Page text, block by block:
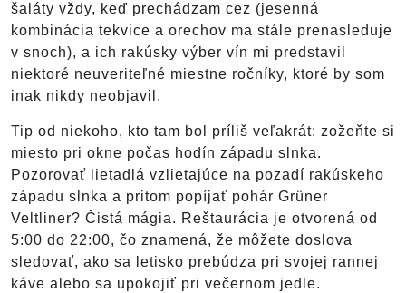
šaláty vždy, keď prechádzam cez (jesenná
kombinácia tekvice a orechov ma stále prenasleduje
v snoch), a ich rakúsky výber vín mi predstavil
niektoré neuveriteľné miestne ročníky, ktoré by som
inak nikdy neobjavil.
Tip od niekoho, kto tam bol príliš veľakrát: zožeňte si
miesto pri okne počas hodín západu slnka.
Pozorovať lietadlá vzlietajúce na pozadí rakúskeho
západu slnka a pritom popíjať pohár Grüner
Veltliner? Čistá mágia. Reštaurácia je otvorená od
5:00 do 22:00, čo znamená, že môžete doslova
sledovať, ako sa letisko prebúdza pri svojej rannej
káve alebo sa upokojiť pri večernom jedle.